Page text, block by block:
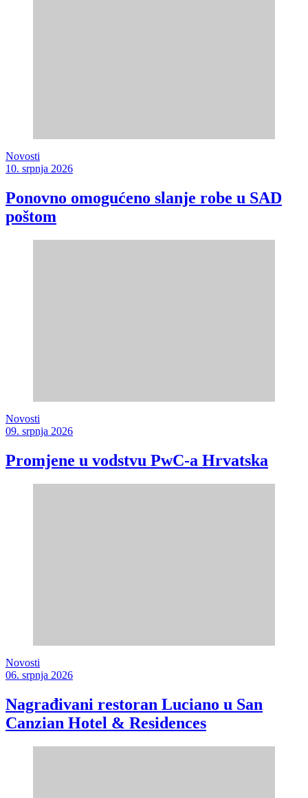
Novosti
10. srpnja 2026
Ponovno omogućeno slanje robe u SAD
poštom
Novosti
09. srpnja 2026
Promjene u vodstvu PwC-a Hrvatska
Novosti
06. srpnja 2026
Nagrađivani restoran Luciano u San
Canzian Hotel & Residences